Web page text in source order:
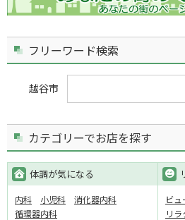
フリーワード検索
越谷市
カテゴリーでお店を探す
体調が気になる
内科 小児科
消化器内科
循環器内科
ビュ
リ